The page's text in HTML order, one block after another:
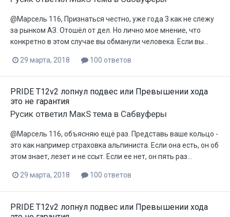
@Марсель 116, Признаться честно, уже года 3 как не слежу
за рынком АЗ. Отошёл от дел. Но лично мое мнение, что
конкретно в этом случае вы обманули человека. Если вы...
29 марта, 2018 100 ответов
PRIDE T12v2 лопнул подвес или Превышении хода
это не гарантия
Русик ответил МакS тема в Сабвуферы
@Марсель 116, объясняю ещё раз. Представь ваше кольцо -
это как например страховка альпиниста. Если она есть, он об
этом знает, лезет и не ссыт. Если ее нет, он пять раз...
29 марта, 2018 100 ответов
PRIDE T12v2 лопнул подвес или Превышении хода